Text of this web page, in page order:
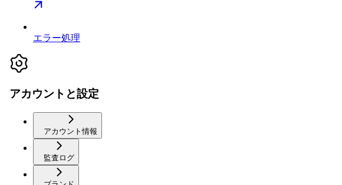
エラー処理
アカウントと設定
アカウント情報
監査ログ